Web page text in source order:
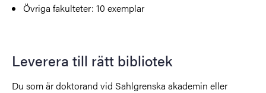
Övriga fakulteter: 10 exemplar
Leverera till rätt bibliotek
Du som är doktorand vid Sahlgrenska akademin eller